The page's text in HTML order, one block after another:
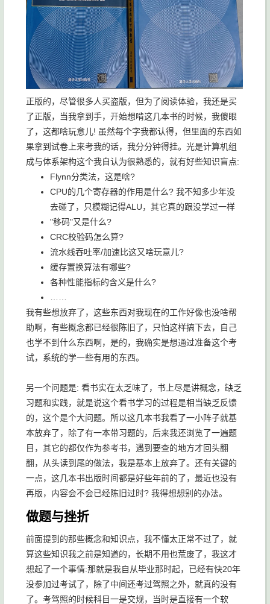
正版的，尽管很多人买盗版，但为了阅读体验，我还是买
了正版，当我拿到手，开始想啃这几本书的时候，我傻眼
了，这都啥玩意儿! 虽然每个字我都认得，但里面的东西如
果拿到试卷上来考我的话，我分分钟得挂。光是计算机组
成与体系架构这个我自认为很熟悉的，就有好些知识盲点:
Flynn分类法，这是啥?
CPU的几个寄存器的作用是什么? 我不知多少年没
去碰了，只模糊记得ALU，其它真的跟没学过一样
"移码"又是什么?
CRC校验码怎么算?
流水线吞吐率/加速比这又啥玩意儿?
缓存置换算法有哪些?
各种性能指标的含义是什么?
……
我有些想放弃了，这些东西对我现在的工作好像也没啥帮
助啊，有些概念都已经很陈旧了，只怕这样搞下去，自己
也学不到什么东西啊，是的，我确实是想通过准备这个考
试，系统的学一些有用的东西。
另一个问题是: 看书实在太乏味了，书上尽是讲概念，缺乏
习题和实践，就是说这个看书学习的过程是相当缺乏反馈
的，这个是个大问题。所以这几本书我看了一小阵子就基
本放弃了，除了有一本带习题的，后来我还浏览了一遍题
目，其它的都仅作为参考书，遇到要查的地方才回头翻
翻，从头读到尾的做法，我是基本上放弃了。还有关键的
一点，这几本书出版时间都是好些年前的了，最近也没有
再版，内容会不会已经陈旧过时? 我得想想别的办法。
做题与挫折
前面提到的那些概念和知识点，我不懂太正常不过了，就
算这些知识我之前是知道的，长期不用也荒废了，我这才
想起了一个事情:那就是我自从毕业那时起，已经有快20年
没参加过考试了，除了中间还考过驾照之外，就真的没有
了。考驾照的时候科目一是交规，当时是直接有一个软